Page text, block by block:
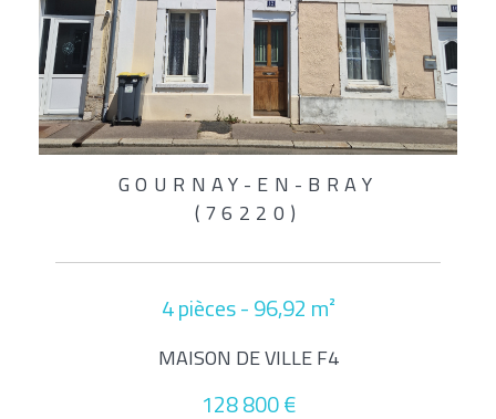
GOURNAY-EN-BRAY
(76220)
4 pièces - 96,92 m²
MAISON DE VILLE F4
128 800 €